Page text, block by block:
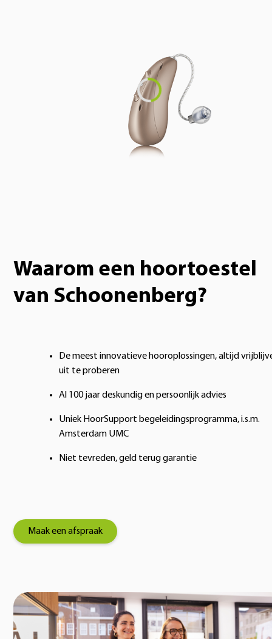
Loading...
Waarom een hoortoestel
van Schoonenberg?
De meest innovatieve hooroplossingen, altijd
uit te proberen
Al 100 jaar deskundig en persoonlijk advies
Uniek HoorSupport begeleidingsprogramma, i.s.m.
Amsterdam UMC
Niet tevreden, geld terug garantie
Maak een afspraak